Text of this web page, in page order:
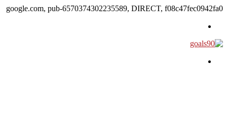
google.com, pub-6570374302235589, DIRECT, f08c47fec0942fa0